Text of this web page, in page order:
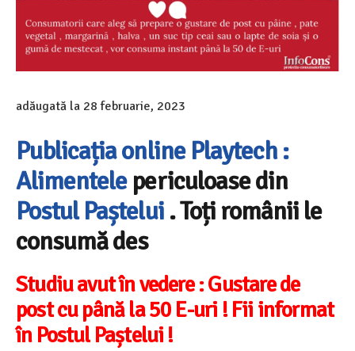
adăugată la 28 februarie, 2023
Publicația online Playtech :
Alimentelepericuloase din
Postul Paștelui. Toți românii le
consumă des
Studiu avut în vedere : Gustare de
post cu până la 50 E-uri ! Fii informat
în Postul Paștelui !